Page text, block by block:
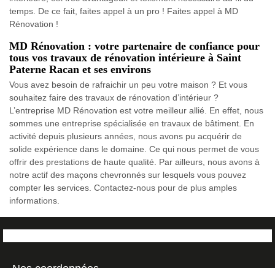
temps. De ce fait, faites appel à un pro ! Faites appel à MD
Rénovation !
MD Rénovation : votre partenaire de confiance pour
tous vos travaux de rénovation intérieure à Saint
Paterne Racan et ses environs
Vous avez besoin de rafraichir un peu votre maison ? Et vous
souhaitez faire des travaux de rénovation d’intérieur ?
L’entreprise MD Rénovation est votre meilleur allié. En effet, nous
sommes une entreprise spécialisée en travaux de bâtiment. En
activité depuis plusieurs années, nous avons pu acquérir de
solide expérience dans le domaine. Ce qui nous permet de vous
offrir des prestations de haute qualité. Par ailleurs, nous avons à
notre actif des maçons chevronnés sur lesquels vous pouvez
compter les services. Contactez-nous pour de plus amples
informations.